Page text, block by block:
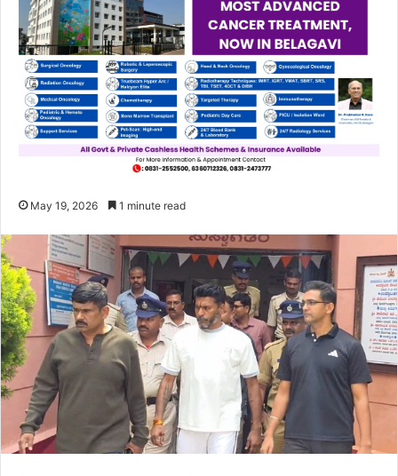
May 19, 2026 1 minute read